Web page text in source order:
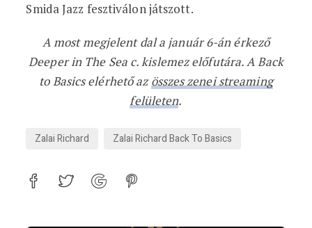
Smida Jazz fesztiválon játszott.
A most megjelent dal a január 6-án érkező
Deeper in The Sea c. kislemez előfutára. A Back
to Basics elérhető azösszes zenei streaming
felületen.
Zalai Richard Zalai Richard Back To Basics